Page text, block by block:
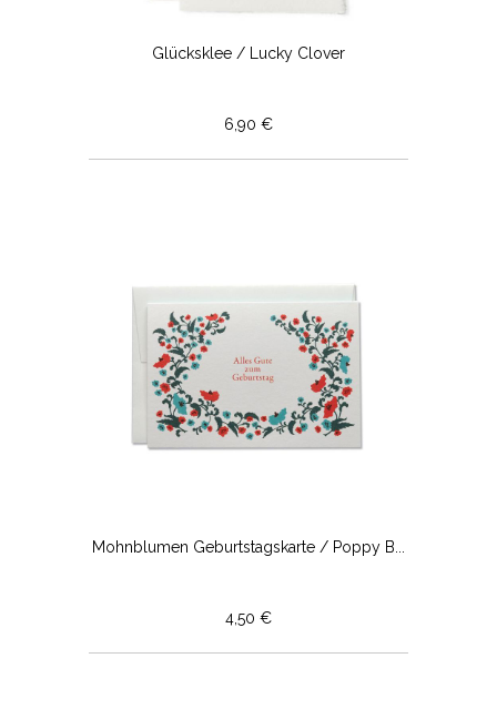
Glücksklee / Lucky Clover
6,90 €
Mohnblumen Geburtstagskarte / Poppy B...
4,50 €